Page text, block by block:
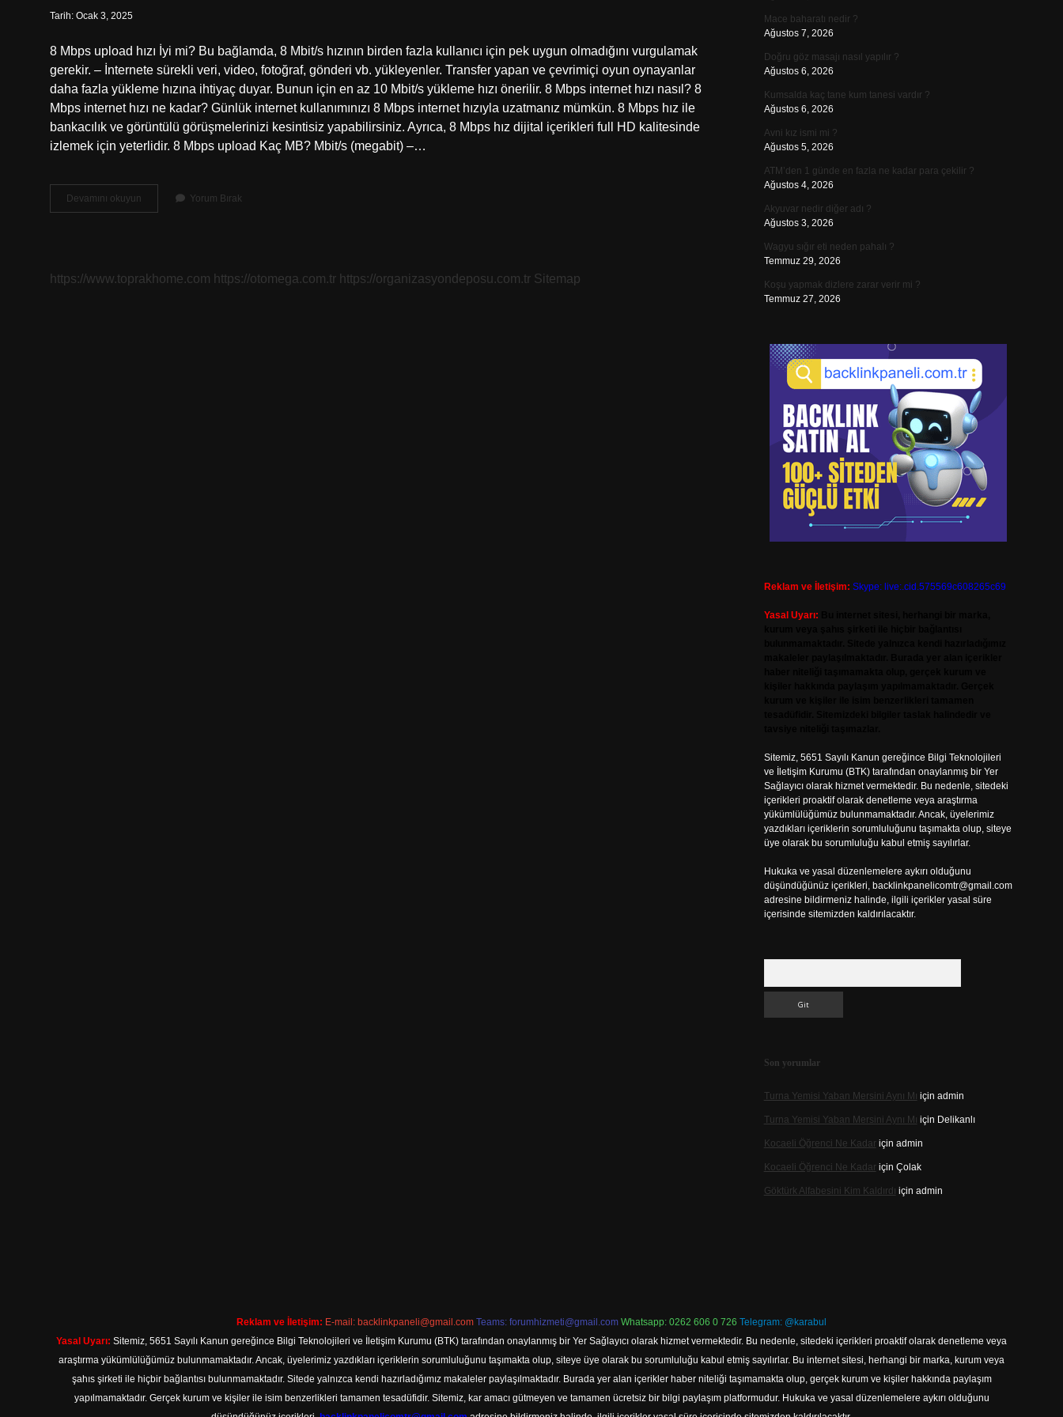
Tarih: Ocak 3, 2025
8 Mbps upload hızı İyi mi? Bu bağlamda, 8 Mbit/s hızının birden fazla kullanıcı için pek uygun olmadığını vurgulamak
gerekir. – İnternete sürekli veri, video, fotoğraf, gönderi vb. yükleyenler. Transfer yapan ve çevrimiçi oyun oynayanlar
daha fazla yükleme hızına ihtiyaç duyar. Bunun için en az 10 Mbit/s yükleme hızı önerilir. 8 Mbps internet hızı nasıl? 8
Mbps internet hızı ne kadar? Günlük internet kullanımınızı 8 Mbps internet hızıyla uzatmanız mümkün. 8 Mbps hız ile
bankacılık ve görüntülü görüşmelerinizi kesintisiz yapabilirsiniz. Ayrıca, 8 Mbps hız dijital içerikleri full HD kalitesinde
izlemek için yeterlidir. 8 Mbps upload Kaç MB? Mbit/s (megabit) –…
Devamını okuyun
Mbps
Yorum Bırak
https://www.toprakhome.com https://otomega.com.tr https://organizasyondeposu.com.tr Sitemap
Mace baharatı nedir ?
Ağustos 7, 2026
Doğru göz masajı nasıl yapılır ?
Ağustos 6, 2026
Kumsalda kaç tane kum tanesi vardır ?
Ağustos 6, 2026
Avni kız ismi mi ?
Ağustos 5, 2026
ATM’den 1 günde en fazla ne kadar para çekilir ?
Ağustos 4, 2026
Akyuvar nedir diğer adı ?
Ağustos 3, 2026
Wagyu sığır eti neden pahalı ?
Temmuz 29, 2026
Koşu yapmak dizlere zarar verir mi ?
Temmuz 27, 2026
Reklam ve İletişim: Skype: live:.cid.575569c608265c69
Yasal Uyarı:
Sitemiz, 5651 Sayılı Kanun gereğince Bilgi Teknolojileri
ve İletişim Kurumu (BTK) tarafından onaylanmış bir Yer
Sağlayıcı olarak hizmet vermektedir. Bu nedenle, sitedeki
içerikleri proaktif olarak denetleme veya araştırma
yükümlülüğümüz bulunmamaktadır. Ancak, üyelerimiz
yazdıkları içeriklerin sorumluluğunu taşımakta olup, siteye
üye olarak bu sorumluluğu kabul etmiş sayılırlar.
Hukuka ve yasal düzenlemelere aykırı olduğunu
düşündüğünüz içerikleri, backlinkpanelicomtr@gmail.com
adresine bildirmeniz halinde, ilgili içerikler yasal süre
içerisinde sitemizden kaldırılacaktır.
Son yorumlar
Turna Yemisi Yaban Mersini Aynı Mı için admin
Turna Yemisi Yaban Mersini Aynı Mı için Delikanlı
Kocaeli Öğrenci Ne Kadariçin admin
Kocaeli Öğrenci Ne Kadariçin Çolak
Göktürk Alfabesini Kim Kaldırdı için admin
Reklam ve İletişim: E-mail: backlinkpaneli@gmail.com Teams: forumhizmeti@gmail.com Whatsapp: 0262 606 0 726 Telegram: @karabul
Yasal Uyarı: Sitemiz, 5651 Sayılı Kanun gereğince Bilgi Teknolojileri ve İletişim Kurumu (BTK) tarafından onaylanmış bir Yer Sağlayıcı olarak hizmet vermektedir. Bu nedenle, sitedeki içerikleri proaktif olarak denetleme veya
araştırma yükümlülüğümüz bulunmamaktadır. Ancak, üyelerimiz yazdıkları içeriklerin sorumluluğunu taşımakta olup, siteye üye olarak bu sorumluluğu kabul etmiş sayılırlar. Bu internet sitesi, herhangi bir marka, kurum veya
şahıs şirketi ile hiçbir bağlantısı bulunmamaktadır. Sitede yalnızca kendi hazırladığımız makaleler paylaşılmaktadır. Burada yer alan içerikler haber niteliği taşımamakta olup, gerçek kurum ve kişiler hakkında paylaşım
yapılmamaktadır. Gerçek kurum ve kişiler ile isim benzerlikleri tamamen tesadüfidir. Sitemiz, kar amacı gütmeyen ve tamamen ücretsiz bir bilgi paylaşım platformudur. Hukuka ve yasal düzenlemelere aykırı olduğunu